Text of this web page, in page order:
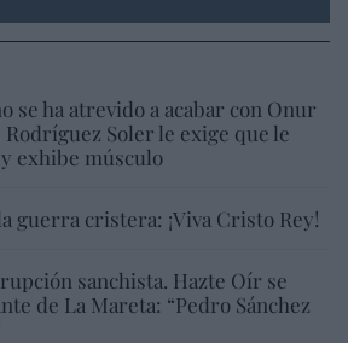
se ha atrevido a acabar con Onur
Soler le exige que le
exhibe músculo
guerra cristera: ¡Viva Cristo Rey!
sanchista. Hazte Oír se
de La Mareta: “Pedro Sánchez